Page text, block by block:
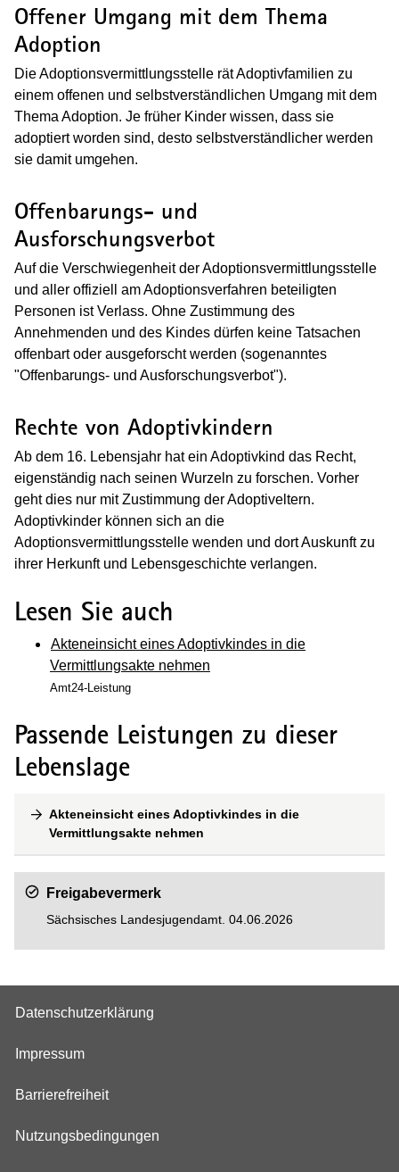
Offener Umgang mit dem Thema
Adoption
Die Adoptionsvermittlungsstelle rät Adoptivfamilien zu
einem offenen und selbstverständlichen Umgang mit dem
Thema Adoption. Je früher Kinder wissen, dass sie
adoptiert worden sind, desto selbstverständlicher werden
sie damit umgehen.
Offenbarungs- und
Ausforschungsverbot
Auf die Verschwiegenheit der Adoptionsvermittlungsstelle
und aller offiziell am Adoptionsverfahren beteiligten
Personen ist Verlass. Ohne Zustimmung des
Annehmenden und des Kindes dürfen keine Tatsachen
offenbart oder ausgeforscht werden (sogenanntes
"Offenbarungs- und Ausforschungsverbot").
Rechte von Adoptivkindern
Ab dem 16. Lebensjahr hat ein Adoptivkind das Recht,
eigenständig nach seinen Wurzeln zu forschen. Vorher
geht dies nur mit Zustimmung der Adoptiveltern.
Adoptivkinder können sich an die
Adoptionsvermittlungsstelle wenden und dort Auskunft zu
ihrer Herkunft und Lebensgeschichte verlangen.
Lesen Sie auch
Akteneinsicht eines Adoptivkindes in die
Vermittlungsakte nehmen
Amt24-Leistung
Passende Leistungen zu dieser
Lebenslage
Akteneinsicht eines Adoptivkindes in die
Vermittlungsakte nehmen
Freigabevermerk
Sächsisches Landesjugendamt. 04.06.2026
Datenschutzerklärung
Impressum
Barrierefreiheit
Nutzungsbedingungen